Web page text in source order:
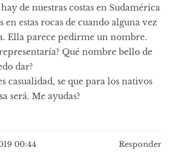
de nuestras costas en Sudamérica
en estas rocas de cuando alguna vez
Ella parece pedirme un nombre.
Qué nombre bello de
dar?
casualidad, se que para los nativos
será. Me ayudas?
00:44 Responder